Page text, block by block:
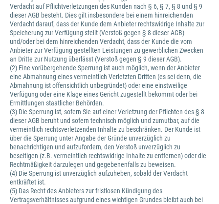
Verdacht auf Pflichtverletzungen des Kunden nach § 6, § 7, § 8 und § 9
dieser AGB besteht. Dies gilt insbesondere bei einem hinreichenden
Verdacht darauf, dass der Kunde dem Anbieter rechtswidrige Inhalte zur
Speicherung zur Verfügung stellt (Verstoß gegen § 8 dieser AGB)
und/oder bei dem hinreichenden Verdacht, dass der Kunde die vom
Anbieter zur Verfügung gestellten Leistungen zu gewerblichen Zwecken
an Dritte zur Nutzung überlässt (Verstoß gegen § 9 dieser AGB).
(2) Eine vorübergehende Sperrung ist auch möglich, wenn der Anbieter
eine Abmahnung eines vermeintlich Verletzten Dritten (es sei denn, die
Abmahnung ist offensichtlich unbegründet) oder eine einstweilige
Verfügung oder eine Klage eines Gericht zugestellt bekommt oder bei
Ermittlungen staatlicher Behörden.
(3) Die Sperrung ist, sofern Sie auf einer Verletzung der Pflichten des § 8
dieser AGB beruht und sofern technisch möglich und zumutbar, auf die
vermeintlich rechtsverletzenden Inhalte zu beschränken. Der Kunde ist
über die Sperrung unter Angabe der Gründe unverzüglich zu
benachrichtigen und aufzufordern, den Verstoß unverzüglich zu
beseitigen (z.B. vermeintlich rechtswidrige Inhalte zu entfernen) oder die
Rechtmäßigkeit darzulegen und gegebenenfalls zu beweisen.
(4) Die Sperrung ist unverzüglich aufzuheben, sobald der Verdacht
entkräftet ist.
(5) Das Recht des Anbieters zur fristlosen Kündigung des
Vertragsverhältnisses aufgrund eines wichtigen Grundes bleibt auch bei